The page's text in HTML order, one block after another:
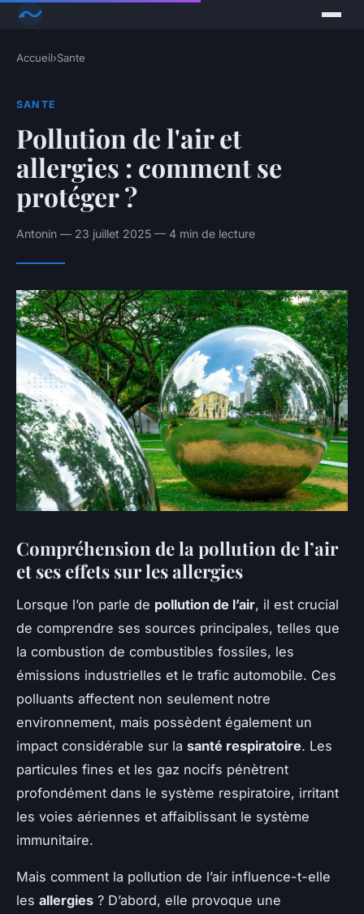
Accueil›Sante
SANTE
Pollution de l'air et
allergies : comment se
protéger ?
Antonin — 23 juillet 2025 — 4 min de lecture
Compréhension de la pollution de l’air
et ses effets sur les allergies
Lorsque l’on parle de pollution de l’air, il est crucial
de comprendre ses sources principales, telles que
la combustion de combustibles fossiles, les
émissions industrielles et le trafic automobile. Ces
polluants affectent non seulement notre
environnement, mais possèdent également un
impact considérable sur la santé respiratoire. Les
particules fines et les gaz nocifs pénètrent
profondément dans le système respiratoire, irritant
les voies aériennes et affaiblissant le système
immunitaire.
Mais comment la pollution de l’air influence-t-elle
les allergies ? D’abord, elle provoque une